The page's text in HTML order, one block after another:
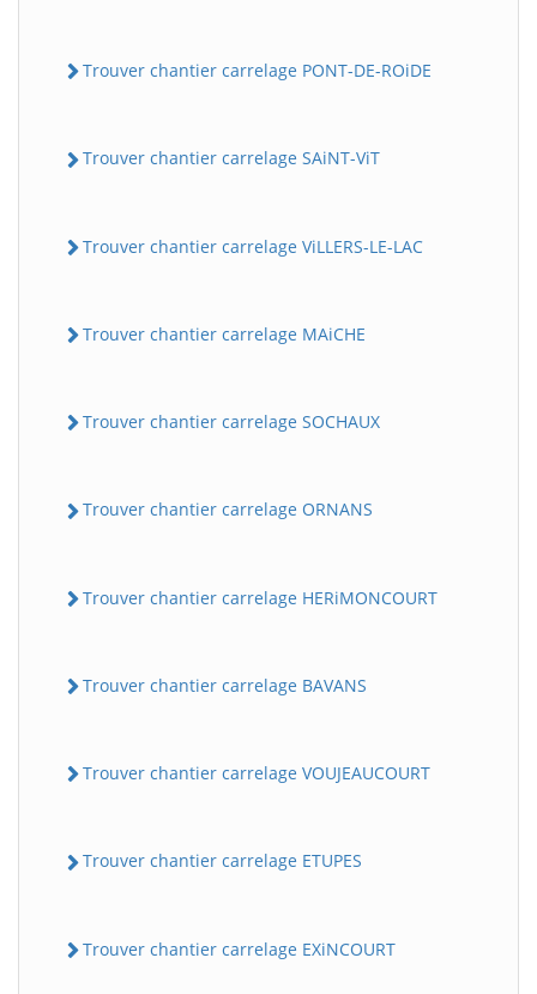
Trouver chantier carrelage PONT-DE-ROiDE
Trouver chantier carrelage SAiNT-ViT
Trouver chantier carrelage ViLLERS-LE-LAC
Trouver chantier carrelage MAiCHE
Trouver chantier carrelage SOCHAUX
Trouver chantier carrelage ORNANS
Trouver chantier carrelage HERiMONCOURT
Trouver chantier carrelage BAVANS
Trouver chantier carrelage VOUJEAUCOURT
Trouver chantier carrelage ETUPES
Trouver chantier carrelage EXiNCOURT